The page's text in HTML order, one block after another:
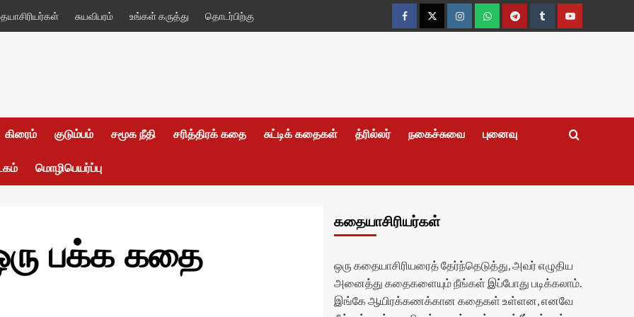
சுயவிபரம் உங்கள் கருத்து தொடர்பிற்கு
FacebookTwitterInstagramWhatsappTelegramTumblrYouTube
கிரைம் குடும்பம் சமூக நீதி சரித்திரக் கதை சுட்டிக் கதைகள் த்ரில்லர் நகைச்சுவை புனைவு
மொழிபெயர்ப்பு
பக்க கதை
கதையாசிரியர்கள்
ஒரு கதையாசிரியரைத் தேர்ந்தெடுத்து, அவர் எழுதிய
அனைத்து கதைகளையும் நீங்கள் இப்போது படிக்கலாம்.
இங்கே ஆயிரக்கணக்கான கதைகள் உள்ளன, எனவே